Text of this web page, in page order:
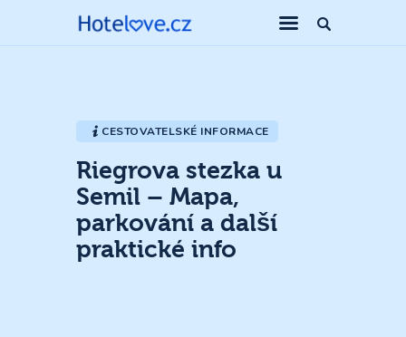
CESTOVATELSKÉ INFORMACE
Riegrova stezka u
Semil – Mapa,
parkování a další
praktické info